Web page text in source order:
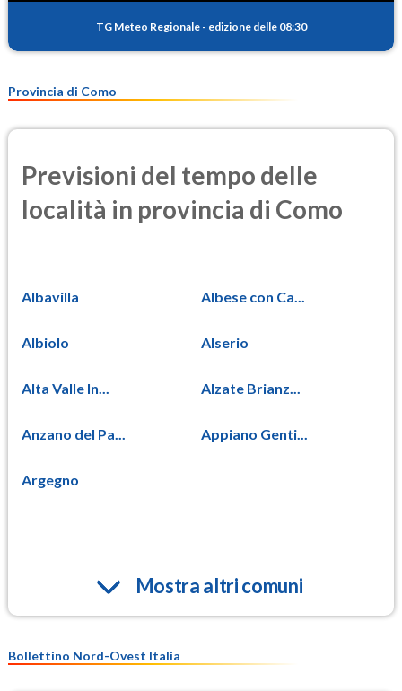
TG Meteo Regionale - edizione delle 08:30
Provincia di Como
Previsioni del tempo delle
località in provincia di Como
Albavilla Albese con Ca...
Albiolo Alserio
Alta Valle In... Alzate Brianz...
Anzano del Pa... Appiano Genti...
Argegno
Mostra altri comuni
Bollettino Nord-Ovest Italia